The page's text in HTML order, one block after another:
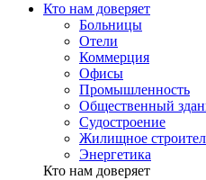
Кто нам доверяет
Больницы
Отели
Коммерция
Офисы
Промышленность
Общественный
Судостроение
Жилищное
Энергетика
Кто нам доверяет